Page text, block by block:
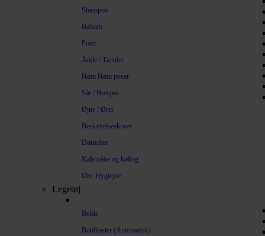
Shampoo
Balsam
Poter
Ånde / Tænder
Høm Høm poser
Sår / Hotspot
Øjne / Ører
Beskyttelseskrave
Dørmåtte
Kølemåtte og køling
Div. Hygiejne
Legetøj
Bolde
Boldkaster (Automatisk)